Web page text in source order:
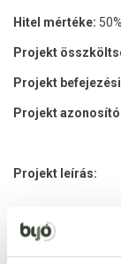
Hitel mértéke: 50%
Projekt
Projekt
Projekt
Projekt leírás:
A Bijó Élelmiszer